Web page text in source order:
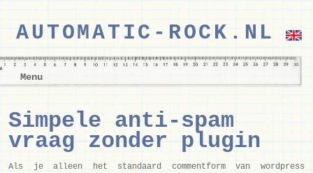
AUTOMATIC-ROCK.NL
Menu
Simpele anti-spam
vraag zonder plugin
Als je alleen het standaard commentform van wordpress